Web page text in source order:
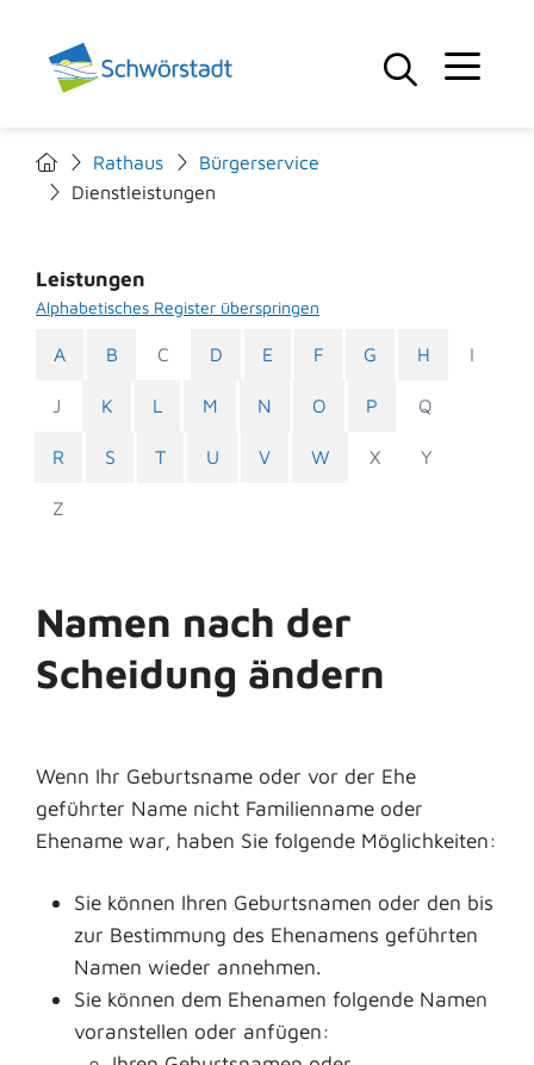
Rathaus
Bürgerservice
Dienstleistungen
Leistungen
Alphabetisches Register überspringen
A B C D E F G H I
J K L M N O P Q
R S T U V W X Y
Z
Namen nach der
Scheidung ändern
Wenn Ihr Geburtsname oder vor der Ehe
geführter Name nicht Familienname oder
Ehename war, haben Sie folgende Möglichkeiten:
Sie können Ihren Geburtsnamen oder den bis
zur Bestimmung des Ehenamens geführten
Namen wieder annehmen.
Sie können dem Ehenamen folgende Namen
voranstellen oder anfügen: